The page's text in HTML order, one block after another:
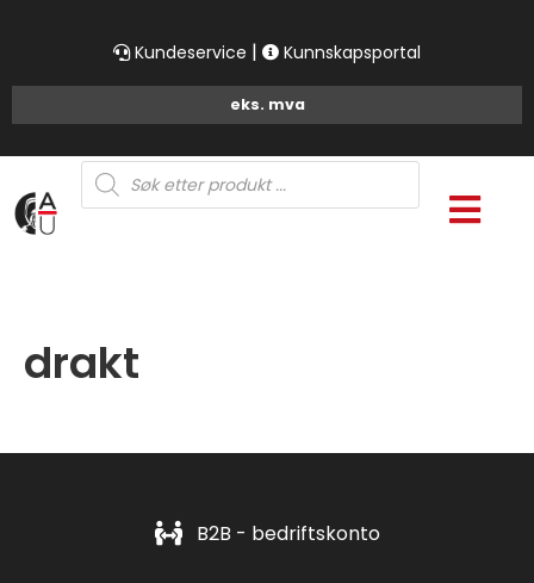
Kundeservice | Kunnskapsportal
Products
search
drakt
B2B - bedriftskonto